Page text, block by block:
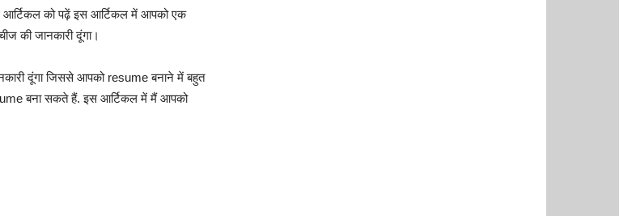
को पढ़ें इस आर्टिकल में आपको एक
की जानकारी दूंगा।
दूंगा जिससे आपको resume बनाने में बहुत
बना सकते हैं. इस आर्टिकल में मैं आपको